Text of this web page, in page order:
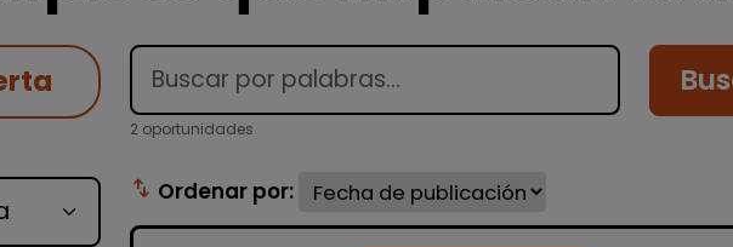
2 oportunidades
swap_vert Ordenar por: